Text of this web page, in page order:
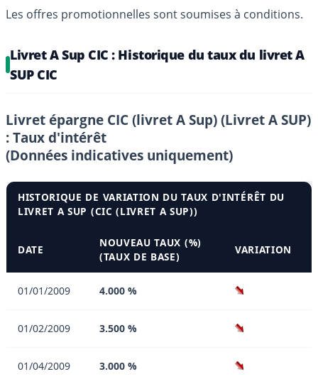
Les offres promotionnelles sont soumises à conditions.
Livret A Sup CIC : Historique du taux du livret A
SUP CIC
Livret épargne CIC (livret A Sup) (Livret A SUP)
: Taux d'intérêt
(Données indicatives uniquement)
HISTORIQUE DE VARIATION DU TAUX D'INTÉRÊT DU
LIVRET A SUP (CIC (LIVRET A SUP))
DATE
NOUVEAU TAUX (%)
(TAUX DE BASE)
VARIATION
01/01/2009 4.000 %
01/02/2009 3.500 %
01/04/2009 3.000 %